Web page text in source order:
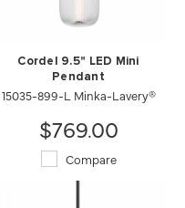
Cordel 9.5" LED Mini
Pendant
15035-899-L Minka-Lavery®
$769.00
Compare